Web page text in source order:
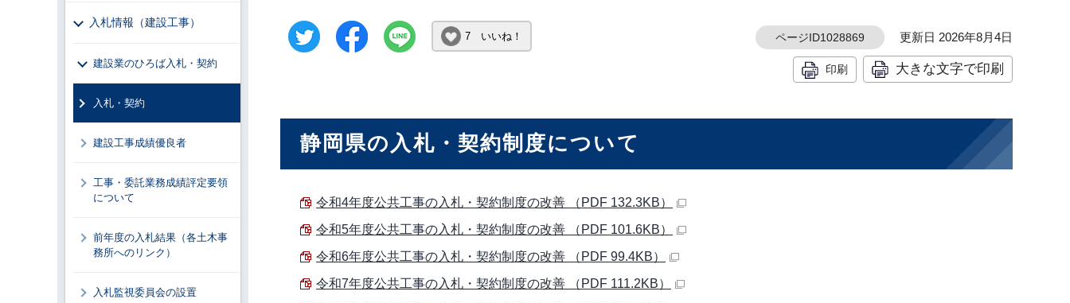
7 いいね！ ページID1028869 更新日 2026年8月4日
印刷 大きな文字で印刷
静岡県の入札・契約制度について
令和4年度公共工事の入札・契約制度の改善 （PDF 132.3KB）
令和5年度公共工事の入札・契約制度の改善 （PDF 101.6KB）
令和6年度公共工事の入札・契約制度の改善 （PDF 99.4KB）
令和7年度公共工事の入札・契約制度の改善 （PDF 111.2KB）
入札情報（建設工事）
建設業のひろば入札・契約
入札・契約
建設工事成績優良者
工事・委託業務成績評定要領
について
前年度の入札結果（各土木事
務所へのリンク）
入札監視委員会の設置